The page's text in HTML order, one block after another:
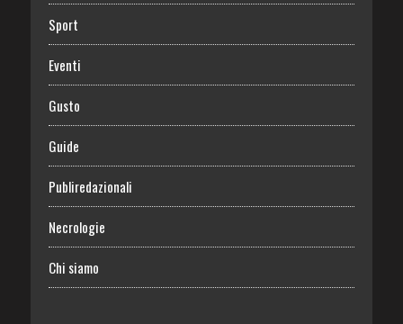
Sport
Eventi
Gusto
Guide
Publiredazionali
Necrologie
Chi siamo